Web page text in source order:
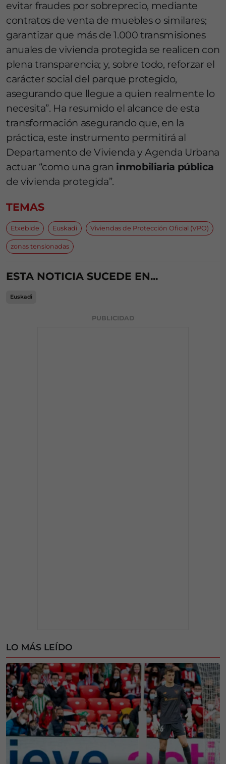
evitar fraudes por sobreprecio, mediante
contratos de venta de muebles o similares;
garantizar que más de 1.000 transmisiones
anuales de vivienda protegida se realicen con
plena transparencia; y, sobre todo, reforzar el
carácter social del parque protegido,
asegurando que llegue a quien realmente lo
necesita”. Ha resumido el alcance de esta
transformación asegurando que, en la
práctica, este instrumento permitirá al
Departamento de Vivienda y Agenda Urbana
actuar “como una gran inmobiliaria pública
de vivienda protegida”.
TEMAS
Etxebide Euskadi Viviendas de Protección Oficial (VPO)
zonas tensionadas
ESTA NOTICIA SUCEDE EN...
Euskadi
PUBLICIDAD
LO MÁS LEÍDO